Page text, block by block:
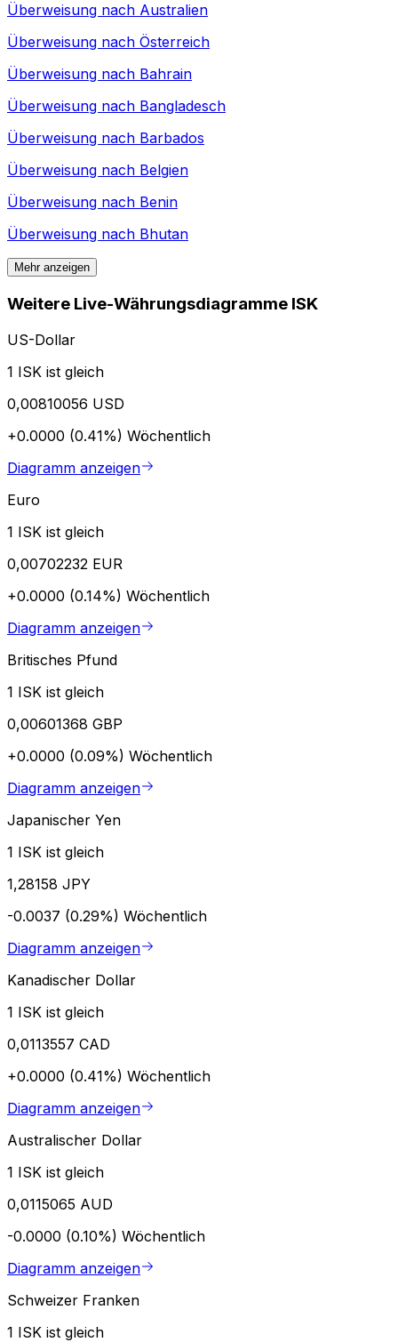
Überweisung nach Australien
Überweisung nach Österreich
Überweisung nach Bahrain
Überweisung nach Bangladesch
Überweisung nach Barbados
Überweisung nach Belgien
Überweisung nach Benin
Überweisung nach Bhutan
Mehr anzeigen
Weitere Live-Währungsdiagramme ISK
US-Dollar
1 ISK ist gleich
0,00810056 USD
+0.0000 (0.41%) Wöchentlich
Diagramm anzeigen
Euro
1 ISK ist gleich
0,00702232 EUR
+0.0000 (0.14%) Wöchentlich
Diagramm anzeigen
Britisches Pfund
1 ISK ist gleich
0,00601368 GBP
+0.0000 (0.09%) Wöchentlich
Diagramm anzeigen
Japanischer Yen
1 ISK ist gleich
1,28158 JPY
-0.0037 (0.29%) Wöchentlich
Diagramm anzeigen
Kanadischer Dollar
1 ISK ist gleich
0,0113557 CAD
+0.0000 (0.41%) Wöchentlich
Diagramm anzeigen
Australischer Dollar
1 ISK ist gleich
0,0115065 AUD
-0.0000 (0.10%) Wöchentlich
Diagramm anzeigen
Schweizer Franken
1 ISK ist gleich